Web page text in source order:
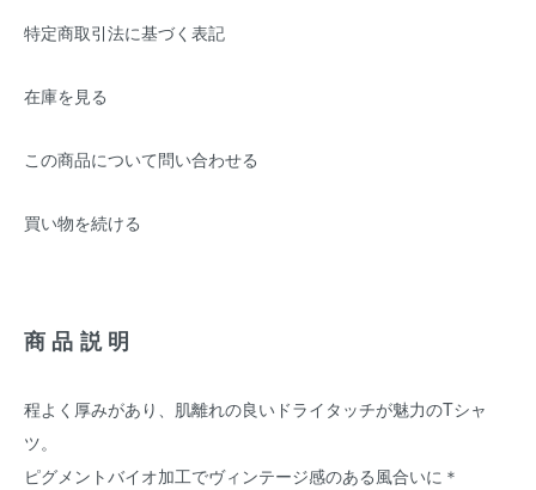
特定商取引法に基づく表記
在庫を見る
この商品について問い合わせる
買い物を続ける
商品説明
程よく厚みがあり、肌離れの良いドライタッチが魅力のTシャ
ツ。
ピグメントバイオ加工でヴィンテージ感のある風合いに＊